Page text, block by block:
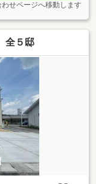
せページへ移動します
全５邸